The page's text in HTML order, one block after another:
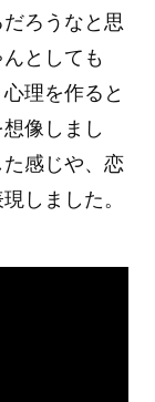
ろうなと思
としても
理を作ると
像しまし
感じや、恋
しました。